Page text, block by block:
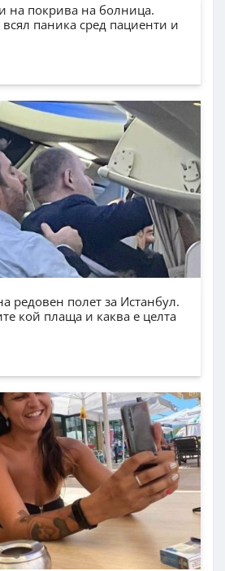
на покрива на болница.
паника сред пациенти и
редовен полет за Истанбул.
кой плаща и каква е целта